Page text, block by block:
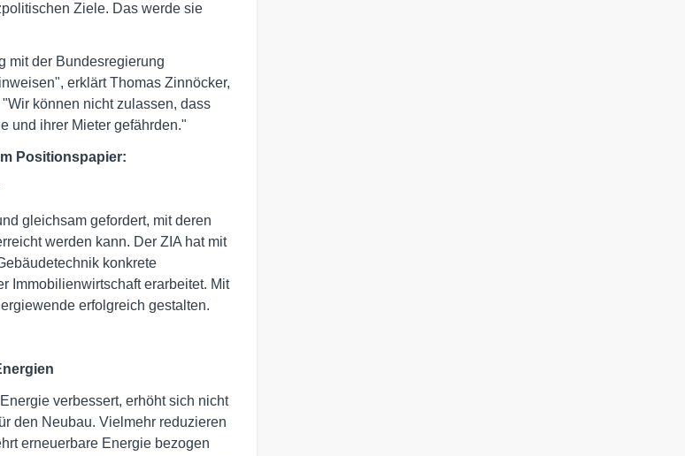
Ziele. Das werde sie
mit der Bundesregierung
erklärt Thomas Zinnöcker,
können nicht zulassen, dass
und ihrer Mieter gefährden."
Positionspapier:
gleichsam gefordert, mit deren
werden kann. Der ZIA hat mit
konkrete
Immobilienwirtschaft erarbeitet. Mit
erfolgreich gestalten.
verbessert, erhöht sich nicht
den Neubau. Vielmehr reduzieren
erneuerbare Energie bezogen